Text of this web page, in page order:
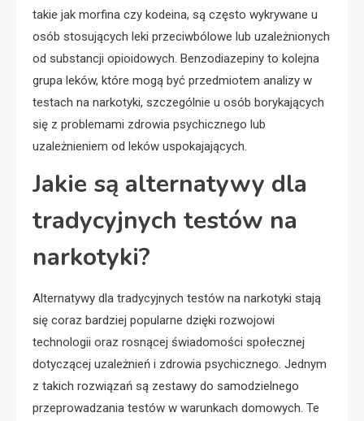
takie jak morfina czy kodeina, są często wykrywane u
osób stosujących leki przeciwbólowe lub uzależnionych
od substancji opioidowych. Benzodiazepiny to kolejna
grupa leków, które mogą być przedmiotem analizy w
testach na narkotyki, szczególnie u osób borykających
się z problemami zdrowia psychicznego lub
uzależnieniem od leków uspokajających.
Jakie są alternatywy dla
tradycyjnych testów na
narkotyki?
Alternatywy dla tradycyjnych testów na narkotyki stają
się coraz bardziej popularne dzięki rozwojowi
technologii oraz rosnącej świadomości społecznej
dotyczącej uzależnień i zdrowia psychicznego. Jednym
z takich rozwiązań są zestawy do samodzielnego
przeprowadzania testów w warunkach domowych. Te